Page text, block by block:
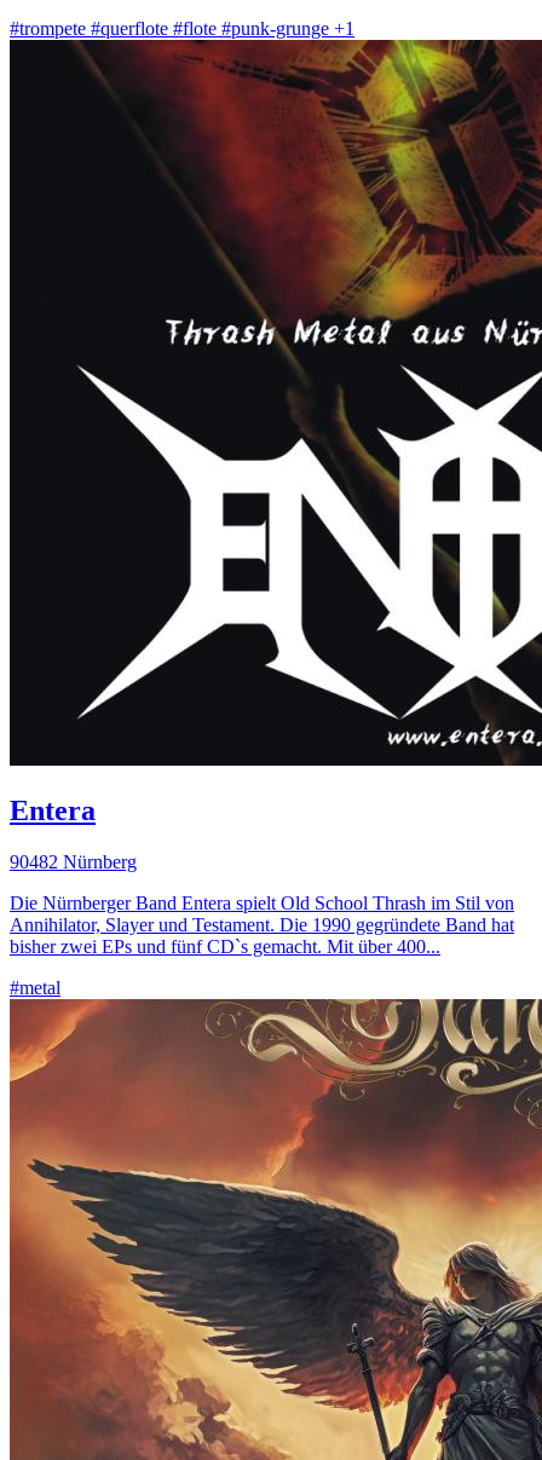
#trompete #querflote #flote #punk-grunge +1
Entera
90482 Nürnberg
Die Nürnberger Band Entera spielt Old School Thrash im Stil von
Annihilator, Slayer und Testament. Die 1990 gegründete Band hat
bisher zwei EPs und fünf CD`s gemacht. Mit über 400...
#metal